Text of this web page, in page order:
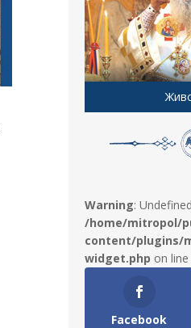
Warning:
/home/mitropol/
content/plugins/
widget.php on line
Facebook